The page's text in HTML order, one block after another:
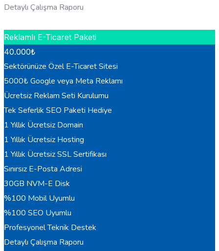
Detaylı Çalışma Raporu
Reklamlı E-Ticaret Paketi
40.000₺
Sektörünüze Özel E-Ticaret Sitesi
5000₺ Google veya Meta Reklamı
Ücretsiz Reklam Seti Kurulumu
Tek Seferlik SEO Paketi Hediye
1 Yıllık Ücretsiz Domain
1 Yıllık Ücretsiz Hosting
1 Yıllık Ücretsiz SSL Sertifikası
Sınırsız E-Posta Adresi
30GB NVM-E Disk
%100 Mobil Uyumlu
%100 SEO Uyumlu
Profesyonel Teknik Destek
Detaylı Çalışma Raporu